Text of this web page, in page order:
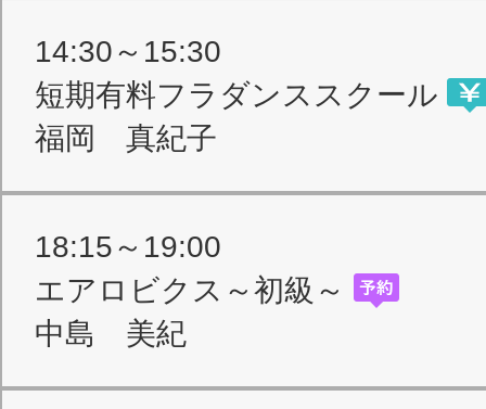
14:30～15:30
短期有料フラダンススクール
福岡 真紀子
18:15～19:00
エアロビクス～初級～
中島 美紀